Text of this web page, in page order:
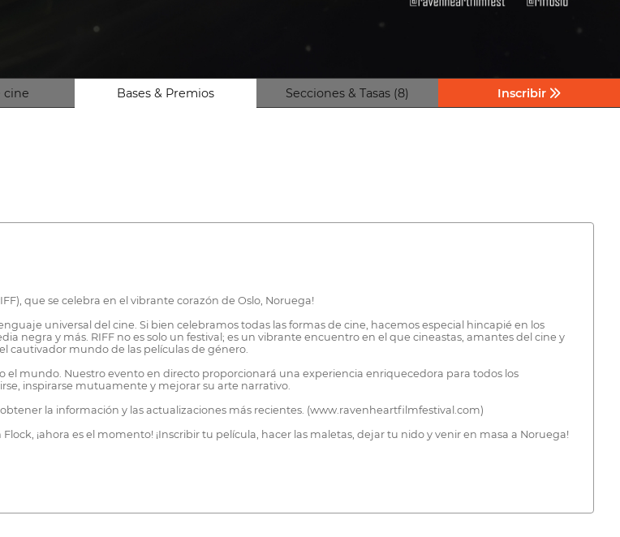
cine Bases & Premios Secciones & Tasas (8) Inscribir
que se celebra en el vibrante corazón de Oslo, Noruega!
universal del cine. Si bien celebramos todas las formas de cine, hacemos especial hincapié en los
negra y más. RIFF no es solo un festival; es un vibrante encuentro en el que cineastas, amantes del cine y
cautivador mundo de las películas de género.
mundo. Nuestro evento en directo proporcionará una experiencia enriquecedora para todos los
inspirarse mutuamente y mejorar su arte narrativo.
la información y las actualizaciones más recientes. (www.ravenheartfilmfestival.com)
¡ahora es el momento! ¡Inscribir tu película, hacer las maletas, dejar tu nido y venir en masa a Noruega!